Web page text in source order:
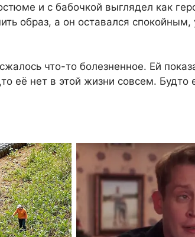
и с бабочкой выглядел как
образ, а он оставался
что-то болезненное. Ей
её нет в этой жизни совсем. Будто